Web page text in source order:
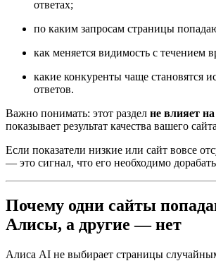
ответах;
по каким запросам страницы
как меняется видимость с течением
какие конкуренты чаще становятся
ответов.
Важно понимать: этот раздел не влияет
показывает результат качества вашего
Если показатели низкие или сайт вовсе
— это сигнал, что его необходимо
Почему одни сайты
Алисы, а другие — нет
Алиса AI не выбирает страницы